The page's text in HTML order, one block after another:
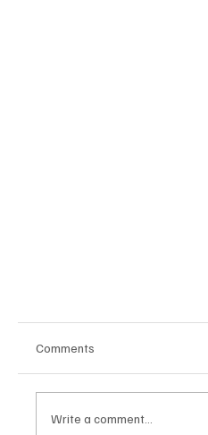
Comments
Write a comment...